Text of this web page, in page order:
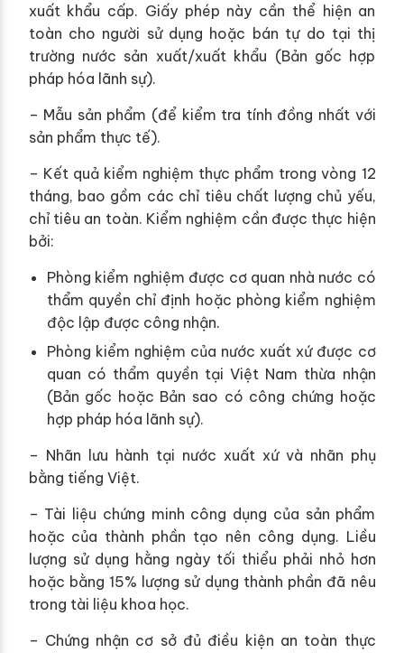
xuất khẩu cấp. Giấy phép này cần thể hiện an
toàn cho người sử dụng hoặc bán tự do tại thị
trường nước sản xuất/xuất khẩu (Bản gốc hợp
pháp hóa lãnh sự).
– Mẫu sản phẩm (để kiểm tra tính đồng nhất với
sản phẩm thực tế).
– Kết quả kiểm nghiệm thực phẩm trong vòng 12
tháng, bao gồm các chỉ tiêu chất lượng chủ yếu,
chỉ tiêu an toàn. Kiểm nghiệm cần được thực hiện
bởi:
Phòng kiểm nghiệm được cơ quan nhà nước có
thẩm quyền chỉ định hoặc phòng kiểm nghiệm
độc lập được công nhận.
Phòng kiểm nghiệm của nước xuất xứ được cơ
quan có thẩm quyền tại Việt Nam thừa nhận
(Bản gốc hoặc Bản sao có công chứng hoặc
hợp pháp hóa lãnh sự).
– Nhãn lưu hành tại nước xuất xứ và nhãn phụ
bằng tiếng Việt.
– Tài liệu chứng minh công dụng của sản phẩm
hoặc của thành phần tạo nên công dụng. Liều
lượng sử dụng hằng ngày tối thiểu phải nhỏ hơn
hoặc bằng 15% lượng sử dụng thành phần đã nêu
trong tài liệu khoa học.
– Chứng nhận cơ sở đủ điều kiện an toàn thực